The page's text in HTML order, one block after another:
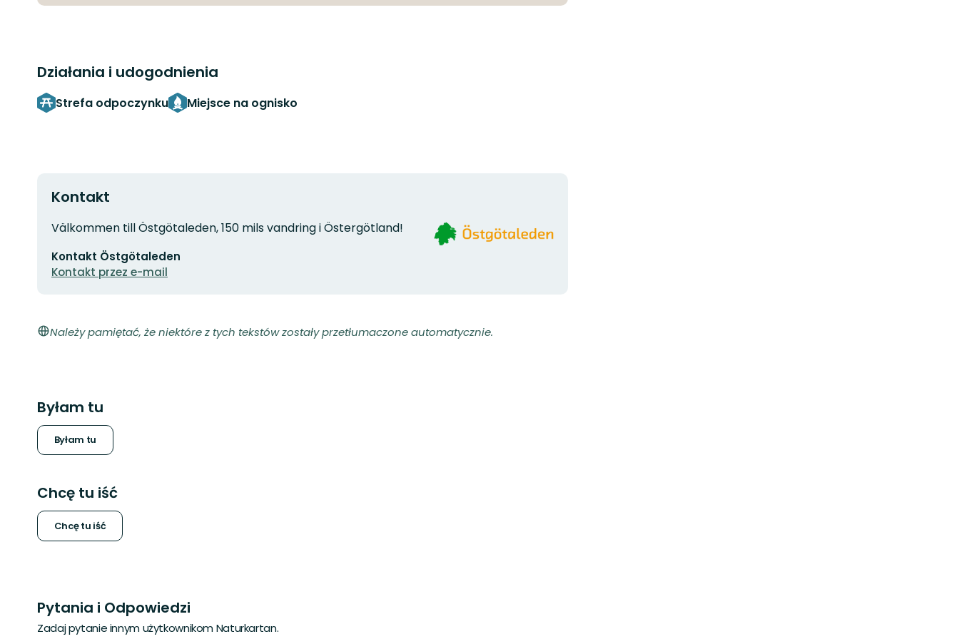
Działania i udogodnienia
Strefa odpoczynku Miejsce na ognisko
Kontakt
Adres
Välkommen till Östgötaleden, 150 mils vandring i Östergötland!
e-
mail
Kontakt Östgötaleden
Kontakt przez e-mail
Logotyp
organizacji
Należy pamiętać, że niektóre z tych tekstów zostały przetłumaczone automatycznie.
Byłam tu
Byłam tu
Chcę tu iść
Chcę tu iść
Pytania i Odpowiedzi
Zadaj pytanie innym użytkownikom Naturkartan.